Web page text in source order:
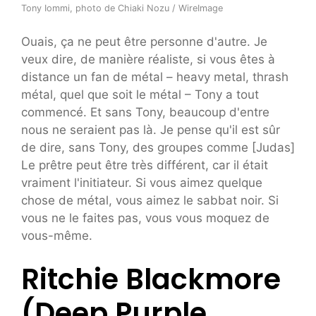
Tony Iommi, photo de Chiaki Nozu / WireImage
Ouais, ça ne peut être personne d'autre. Je
veux dire, de manière réaliste, si vous êtes à
distance un fan de métal – heavy metal, thrash
métal, quel que soit le métal – Tony a tout
commencé. Et sans Tony, beaucoup d'entre
nous ne seraient pas là. Je pense qu'il est sûr
de dire, sans Tony, des groupes comme [Judas]
Le prêtre peut être très différent, car il était
vraiment l'initiateur. Si vous aimez quelque
chose de métal, vous aimez le sabbat noir. Si
vous ne le faites pas, vous vous moquez de
vous-même.
Ritchie Blackmore